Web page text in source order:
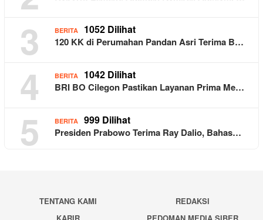
3 BERITA 1052 Dilihat
120 KK di Perumahan Pandan Asri Terima B…
4 BERITA 1042 Dilihat
BRI BO Cilegon Pastikan Layanan Prima Me…
5 BERITA 999 Dilihat
Presiden Prabowo Terima Ray Dalio, Bahas…
TENTANG KAMI
REDAKSI
KARIR
PEDOMAN MEDIA SIBER